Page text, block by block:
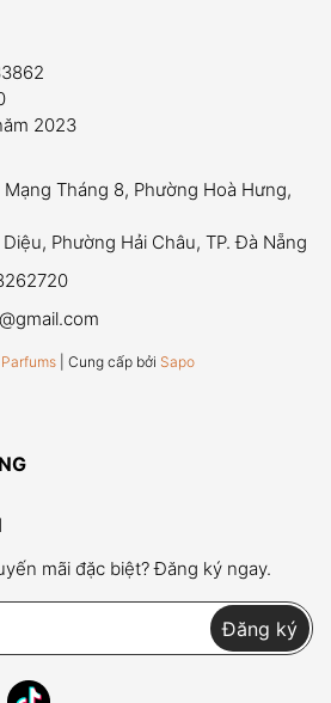
số lượng so với đơn đặt hàng.
còn nguyên tem niêm phong,
và có hóa đơn mua hàng đi
dung tích trải nghiệm (5ml và
sử dụng, vòi xịt gặp tình
rò rỉ hoặc hỏng hóc kỹ thuật,
vòi xịt hoàn toàn miễn phí
seal, đã qua sử dụng hoặc
ban đầu.
ngày kể từ khi nhận hàng.
2023
Tháng 8, Phường Hoà Hưng,
Phường Hải Châu, TP. Đà Nẵng
| Cung cấp bởi Sapo
mãi đặc biệt? Đăng ký ngay.
Đăng ký